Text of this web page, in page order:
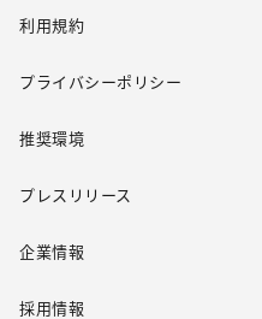
利用規約
プライバシーポリシー
推奨環境
プレスリリース
企業情報
採用情報